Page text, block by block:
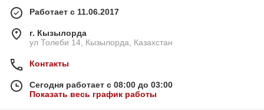
Работает с 11.06.2017
г. Кызылорда
ул Толеби 14, Кызылорда, Казахстан
Контакты
Сегодня работает с 08:00 до 03:00
Показать весь график работы